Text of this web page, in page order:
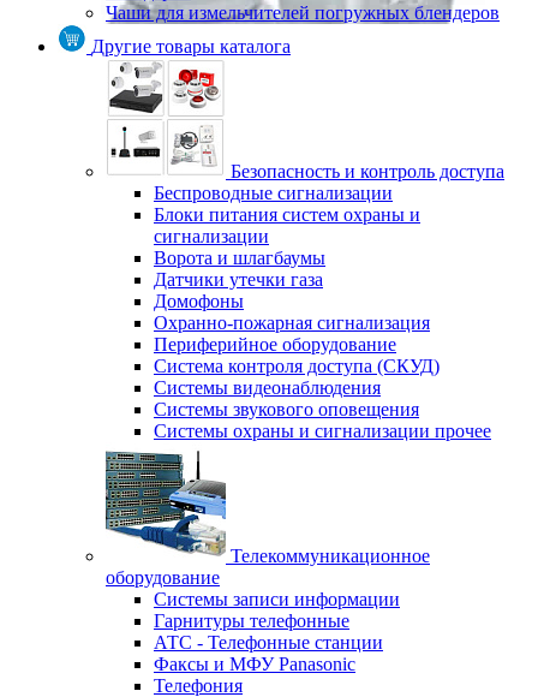
Чаши для измельчителей погружных блендеров
Другие товары каталога
Безопасность и контроль доступа
Беспроводные сигнализации
Блоки питания систем охраны и
сигнализации
Ворота и шлагбаумы
Датчики утечки газа
Домофоны
Охранно-пожарная сигнализация
Периферийное оборудование
Система контроля доступа (СКУД)
Системы видеонаблюдения
Системы звукового оповещения
Системы охраны и сигнализации прочее
Телекоммуникационное
оборудование
Системы записи информации
Гарнитуры телефонные
АТС - Телефонные станции
Факсы и МФУ Panasonic
Телефония